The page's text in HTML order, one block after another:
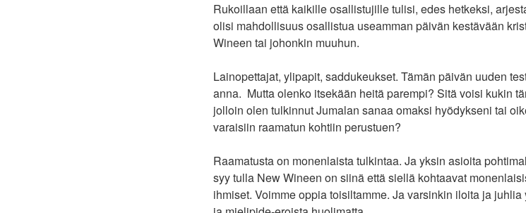
Rukoillaan että kaikille osallistujille tulisi, edes hetkeksi,
olisi mahdollisuus osallistua useamman päivän kestävään
Wineen tai johonkin muuhun.
Lainopettajat, ylipapit, saddukeukset. Tämän päivän uuden
anna. Mutta olenko itsekään heitä parempi? Sitä voisi kukin
jolloin olen tulkinnut Jumalan sanaa omaksi hyödykseni tai
varaisiin raamatun kohtiin perustuen?
Raamatusta on monenlaista tulkintaa. Ja yksin asioita
syy tulla New Wineen on siinä että siellä kohtaavat
ihmiset. Voimme oppia toisiltamme. Ja varsinkin iloita ja